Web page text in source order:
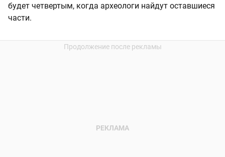
будет четвертым, когда археологи найдут оставшиеся
части.